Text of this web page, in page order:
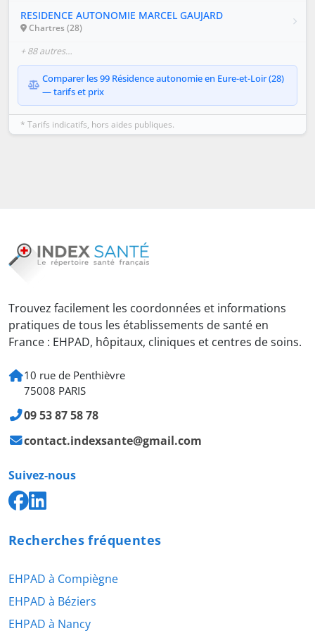
RESIDENCE AUTONOMIE MARCEL GAUJARD
Chartres (28)
+ 88 autres…
Comparer les 99 Résidence autonomie en Eure-et-Loir (28)
— tarifs et prix
* Tarifs indicatifs, hors aides publiques.
Trouvez facilement les coordonnées et informations
pratiques de tous les établissements de santé en
France : EHPAD, hôpitaux, cliniques et centres de soins.
10 rue de Penthièvre
75008 PARIS
09 53 87 58 78
contact.indexsante@gmail.com
Suivez-nous
Recherches fréquentes
EHPAD à Compiègne
EHPAD à Béziers
EHPAD à Nancy